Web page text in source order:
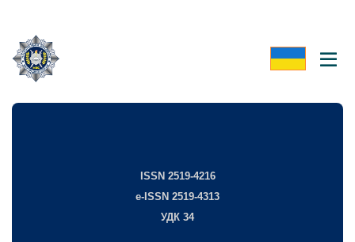
ISSN 2519-4216
e-ISSN 2519-4313
УДК 34